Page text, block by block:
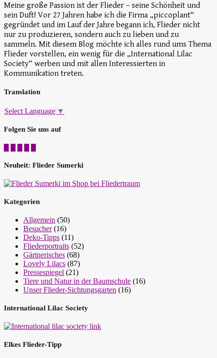
Meine große Passion ist der Flieder – seine Schönheit und
sein Duft! Vor 27 Jahren habe ich die Firma „piccoplant“
gegründet und im Lauf der Jahre begann ich, Flieder nicht
nur zu produzieren, sondern auch zu lieben und zu
sammeln. Mit diesem Blog möchte ich alles rund ums Thema
Flieder vorstellen, ein wenig für die „International Lilac
Society“ werben und mit allen Interessierten in
Kommunikation treten.
Translation
Select Language ▼
Folgen Sie uns auf
Neuheit: Flieder Sumerki
Kategorien
Allgemein (50)
Besucher(16)
Deko-Tipps (11)
Fliederportraits (52)
Gärtnerisches (68)
Lovely Lilacs (87)
Pressespiegel (21)
Tiere und Natur in der Baumschule (16)
Unser Flieder-Sichtungsgarten (16)
International Lilac Society
Elkes Flieder-Tipp